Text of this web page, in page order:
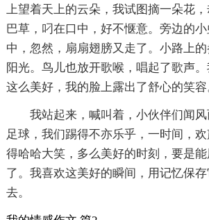
上望着天上的云朵，我试图摘一朵花
巴草，叼在口中，好不惬意。旁边的
中，忽然，扇扇翅膀又走了。小路上
阳光。鸟儿也放开歌喉，唱起了歌声
这么美好，我的脸上露出了舒心的笑容
我站起来，喊叫着，小伙伴们闻
足球，我们踢得不亦乐乎，一时间，
得哈哈大笑，多么美好的时刻，要是
了。我喜欢这美好的瞬间，用记忆保
去。